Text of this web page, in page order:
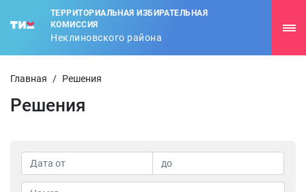
ТЕРРИТОРИАЛЬНАЯ ИЗБИРАТЕЛЬНАЯ
КОМИССИЯ
Неклиновского района
Главная / Решения
Решения